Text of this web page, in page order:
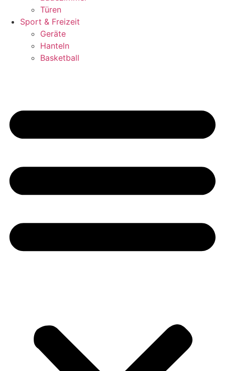
Türen
Sport & Freizeit
Geräte
Hanteln
Basketball